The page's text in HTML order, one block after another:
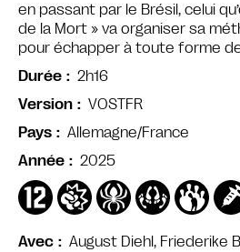
Avec August Diehl, Friederike
en passant par le Brésil, celui
de la Mort » va organiser sa
pour échapper à toute forme
Durée
2h16
Version
VOSTFR
Pays
Allemagne/France
Année
2025